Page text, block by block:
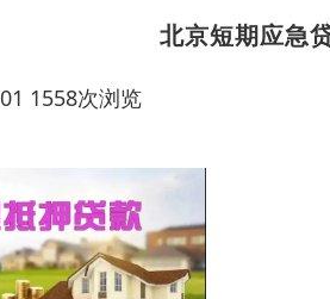
北京短期应急
1558次浏览